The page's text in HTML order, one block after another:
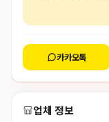
카카오톡
업체 정보